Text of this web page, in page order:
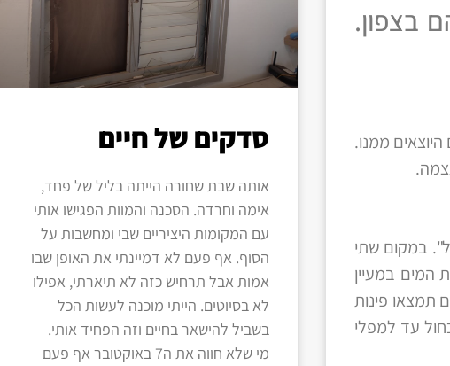
בצפון.
היוצאים ממנו.
במקום שתי
המים במעיין
תמצאו פינות
עד למפלי
סדקים של חיים
אותה שבת שחורה הייתה בליל של פחד,
אימה וחרדה. הסכנה והמוות הפגישו אותי
עם המקומות היציריים שבי ומחשבות על
הסוף. אף פעם לא דמיינתי את האופן שבו
אמות אבל תרחיש כזה לא תיארתי, אפילו
לא בסיוטים. הייתי מוכנה לעשות הכל
בשביל להישאר בחיים וזה הפחיד אותי.
מי שלא חווה את ה7 באוקטובר אף פעם